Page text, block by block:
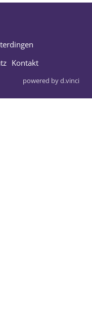
Kontakt
powered byd.vinci